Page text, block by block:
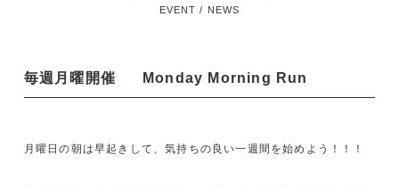
EVENT / NEWS
毎週月曜開催 Monday Morning Run
月曜日の朝は早起きして、気持ちの良い一週間を始めよう！！！